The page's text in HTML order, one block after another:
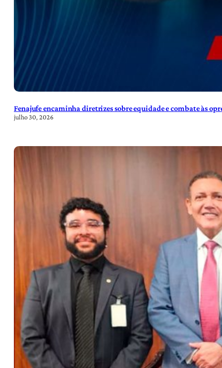
Fenajufe encaminha diretrizes sobre equidade e combate às
julho 30, 2026